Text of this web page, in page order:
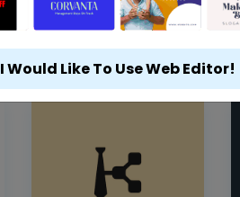
I Would Like To Use Web Editor!